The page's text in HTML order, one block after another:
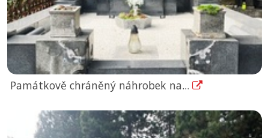
Památkově chráněný náhrobek na...